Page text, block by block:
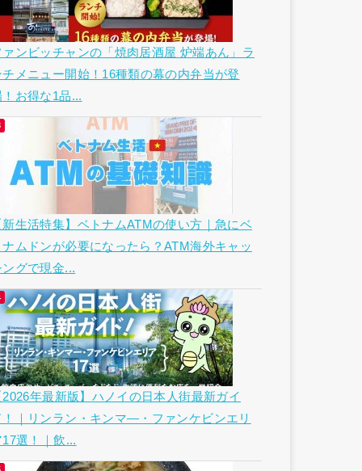
ァンビッチャンの「焼肉居酒屋 炉端あん」ラ
チメニュー開始！16種類の幕の内弁当が登
！お得な1品...
新生活特集】ベトナムATMの使い方｜急にベ
ナムドンが必要になったら？ATM海外キャッ
ングで現金...
2026年最新版】ハノイの日本人街最新ガイ
！｜リンラン・キンマ―・ファンケビンエリ
17選！｜飲...